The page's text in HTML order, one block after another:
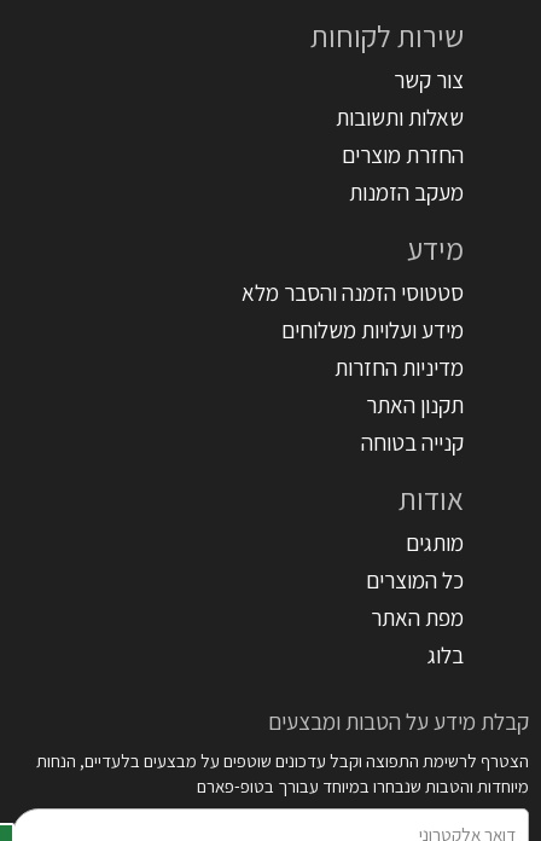
שירות לקוחות
צור קשר
שאלות ותשובות
החזרת מוצרים
מעקב הזמנות
מידע
סטטוסי הזמנה והסבר מלא
מידע ועלויות משלוחים
מדיניות החזרות
תקנון האתר
קנייה בטוחה
אודות
מותגים
כל המוצרים
מפת האתר
בלוג
קבלת מידע על הטבות ומבצעים
הצטרף לרשימת התפוצה וקבל עדכונים שוטפים על מבצעים בלעדיים, הנחות
מיוחדות והטבות שנבחרו במיוחד עבורך בטופ-פארם